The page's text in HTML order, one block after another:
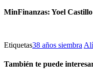
MinFinanzas: Yoel Castillo
Etiquetas38 años siembra
También te puede